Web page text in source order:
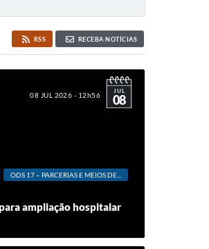
RSS RECEBA NOTÍCIAS
08 JUL 2026 - 12h56 JUL
08
ODS 17 – PARCERIAS E MEIOS DE...
ampliação hospitalar